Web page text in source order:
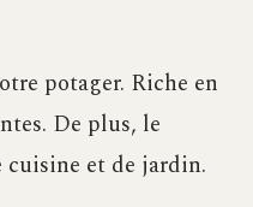
potager. Riche en
De plus, le
cuisine et de jardin.